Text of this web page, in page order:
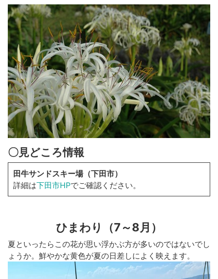
〇見どころ情報
田牛サンドスキー場（下田市）
詳細は下田市HPでご確認ください。
ひまわり（7～8月）
夏といったらこの花が思い浮かぶ方が多いのではないでし
ょうか。鮮やかな黄色が夏の日差しによく映えます。